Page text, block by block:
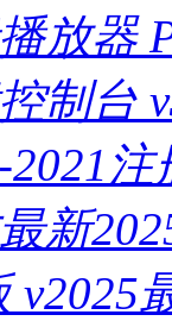
放器
制台
2021
新
v2025